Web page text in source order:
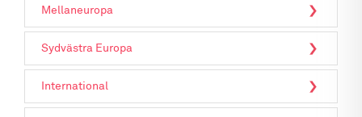
Mellaneuropa
Sydvästra Europa
International